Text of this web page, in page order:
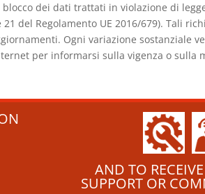
dei dati trattati in violazione di
del Regolamento UE 2016/679). Tali
Ogni variazione sostanziale
per informarsi sulla vigenza o sulla
AND TO
SUPPORT OR